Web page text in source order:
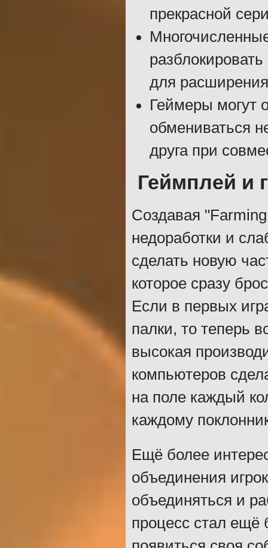
прекрасной
для
Геймеры могут
обмениваться
друга при
Геймплей и
Создавая
недоработки и
сделать новую
которое сразу
Если в первых
палки, то теперь
высокая
компьютеров
на поле каждый
каждому
Ещё более
объединения
объединяться и
процесс стал ещё